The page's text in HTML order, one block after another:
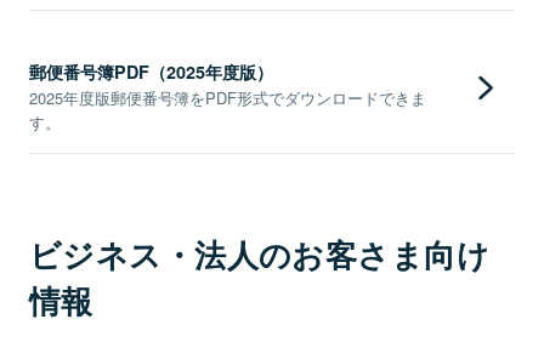
郵便番号簿PDF（2025年度版）
2025年度版郵便番号簿をPDF形式でダウンロードできま
す。
ビジネス・法人のお客さま向け
情報